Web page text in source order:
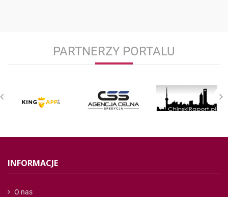
PARTNERZY PORTALU
INFORMACJE
O nas